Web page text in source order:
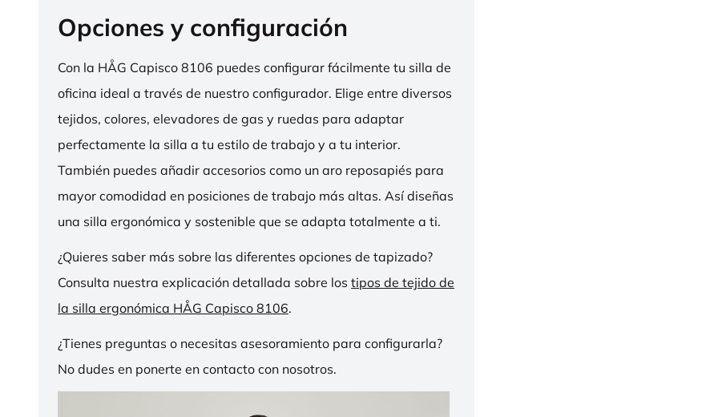
Opciones y configuración
Con la HÅG Capisco 8106 puedes configurar fácilmente tu silla de
oficina ideal a través de nuestro configurador. Elige entre diversos
tejidos, colores, elevadores de gas y ruedas para adaptar
perfectamente la silla a tu estilo de trabajo y a tu interior.
También puedes añadir accesorios como un aro reposapiés para
mayor comodidad en posiciones de trabajo más altas. Así diseñas
una silla ergonómica y sostenible que se adapta totalmente a ti.
¿Quieres saber más sobre las diferentes opciones de tapizado?
Consulta nuestra explicación detallada sobre los tipos de tejido de
la silla ergonómica HÅG Capisco 8106.
¿Tienes preguntas o necesitas asesoramiento para configurarla?
No dudes en ponerte en contacto con nosotros.